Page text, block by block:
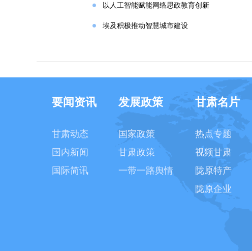
以人工智能赋能网络思政教育创新
埃及积极推动智慧城市建设
要闻资讯
甘肃动态
国内新闻
国际简讯
发展政策
国家政策
甘肃政策
一带一路舆情
甘肃名片
热点专题
视频甘肃
陇原特产
陇原企业